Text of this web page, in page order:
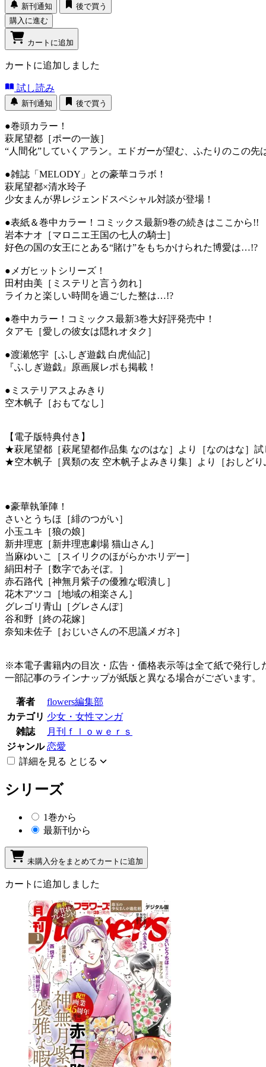
新刊通知
後で買う
購入に進む
カートに追加
カートに追加しました
試し読み
新刊通知 後で買う
●巻頭カラー！
萩尾望都［ポーの一族］
“人間化”していくアラン。エドガーが望む、ふたりのこの
●雑誌「MELODY」との豪華コラボ！
萩尾望都×清水玲子
少女まんが界レジェンドスペシャル対談が登場！
●表紙＆巻中カラー！コミックス最新9巻の続きはここから!!
岩本ナオ［マロニエ王国の七人の騎士］
好色の国の女王にとある“賭け”をもちかけられた博愛は…!?
●メガヒットシリーズ！
田村由美［ミステリと言う勿れ］
ライカと楽しい時間を過ごした整は…!?
●巻中カラー！コミックス最新3巻大好評発売中！
タアモ［愛しの彼女は隠れオタク］
●渡瀬悠宇［ふしぎ遊戯 白虎仙記］
『ふしぎ遊戯』原画展レポも掲載！
●ミステリアスよみきり
空木帆子［おもてなし］
【電子版特典付き】
★萩尾望都［萩尾望都作品集 なのはな］より［なのはな］
★空木帆子［異類の友 空木帆子よみきり集］より［おしど
●豪華執筆陣！
さいとうちほ［緋のつがい］
小玉ユキ［狼の娘］
新井理恵［新井理恵劇場 猫山さん］
当麻ゆいこ［スイリクのほがらかホリデー］
絹田村子［数字であそぼ。］
赤石路代［神無月紫子の優雅な暇潰し］
花木アツコ［地域の相楽さん］
グレゴリ青山［グレさんぽ］
谷和野［終の花嫁］
奈知未佐子［おじいさんの不思議メガネ］
※本電子書籍内の目次・広告・価格表示等は全て紙で発行
一部記事のラインナップが紙版と異なる場合がございます。
著者
flowers編集部
カテゴリ 少女・女性マンガ
雑誌
月刊ｆｌｏｗｅｒｓ
ジャンル 恋愛
詳細を見る とじる
シリーズ
1巻から
最新刊から
未購入分をまとめてカートに追加
カートに追加しました